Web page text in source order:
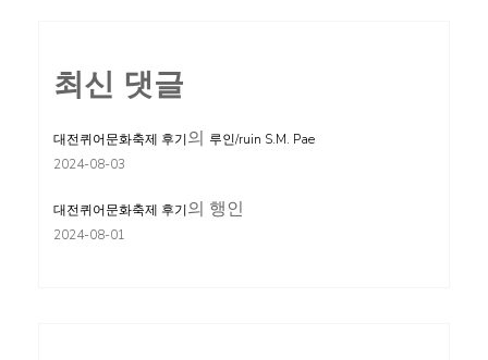
최신 댓글
대전퀴어문화축제 후기의 루인/ruin S.M. Pae
2024-08-03
대전퀴어문화축제 후기의 행인
2024-08-01